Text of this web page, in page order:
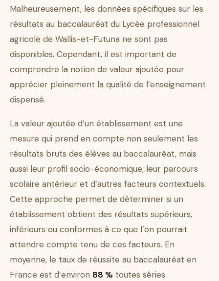
Malheureusement, les données spécifiques sur les
résultats au baccalauréat du Lycée professionnel
agricole de Wallis-et-Futuna ne sont pas
disponibles. Cependant, il est important de
comprendre la notion de valeur ajoutée pour
apprécier pleinement la qualité de l’enseignement
dispensé.
La valeur ajoutée d’un établissement est une
mesure qui prend en compte non seulement les
résultats bruts des élèves au baccalauréat, mais
aussi leur profil socio-économique, leur parcours
scolaire antérieur et d’autres facteurs contextuels.
Cette approche permet de déterminer si un
établissement obtient des résultats supérieurs,
inférieurs ou conformes à ce que l’on pourrait
attendre compte tenu de ces facteurs. En
moyenne, le taux de réussite au baccalauréat en
France est d’environ 88 % toutes séries